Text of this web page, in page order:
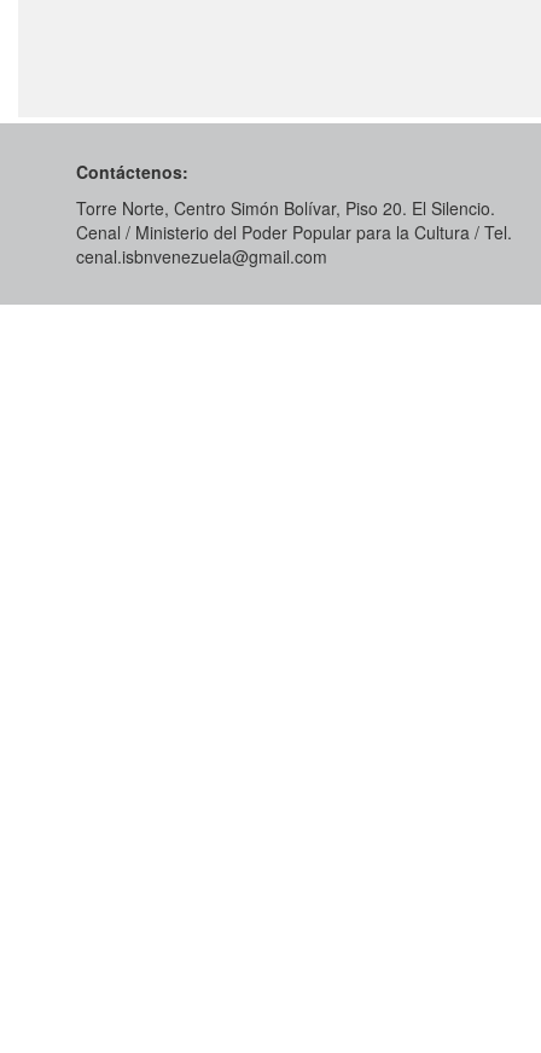
Contáctenos:
Torre Norte, Centro Simón Bolívar, Piso 20. El Silencio.
Cenal / Ministerio del Poder Popular para la Cultura / Tel.
cenal.isbnvenezuela@gmail.com